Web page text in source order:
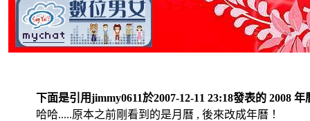
下面是引用jimmy0611於2007-12-11 23:18發表的 2008
哈哈.....原本之前剛看到的是月曆 , 後來改成年曆！